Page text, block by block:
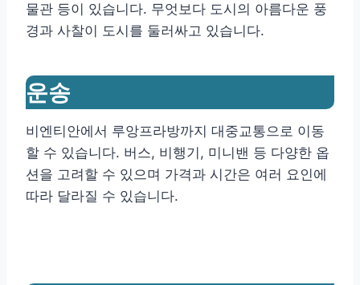
물관 등이 있습니다. 무엇보다 도시의 아름다운 풍
경과 사찰이 도시를 둘러싸고 있습니다.
운송
비엔티안에서 루앙프라방까지 대중교통으로 이동
할 수 있습니다. 버스, 비행기, 미니밴 등 다양한 옵
션을 고려할 수 있으며 가격과 시간은 여러 요인에
따라 달라질 수 있습니다.